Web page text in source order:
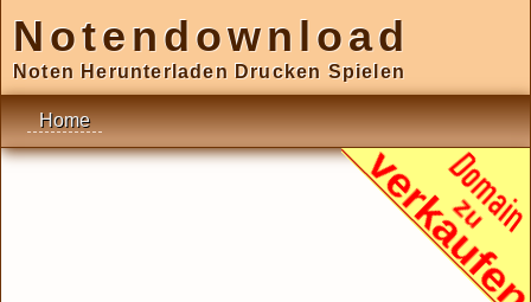
Notendownload
Noten Herunterladen Drucken Spielen
Home